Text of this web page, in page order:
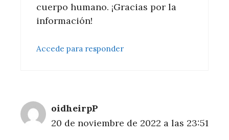
cuerpo humano. ¡Gracias por la
información!
Accede para responder
oidheirpP
20 de noviembre de 2022 a las 23:51